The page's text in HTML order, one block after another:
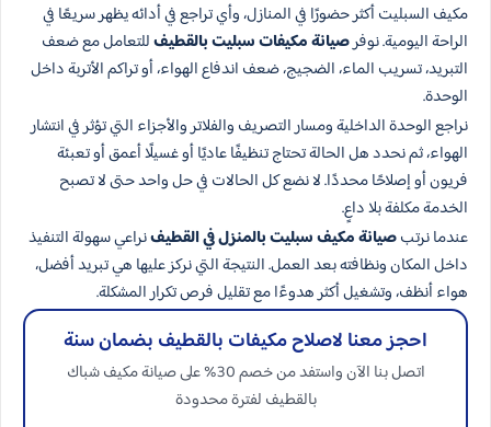
مكيف السبليت أكثر حضورًا في المنازل، وأي تراجع في أدائه يظهر سريعًا في
الراحة اليومية. نوفرصيانة مكيفات سبليت بالقطيفللتعامل مع ضعف
التبريد، تسريب الماء، الضجيج، ضعف اندفاع الهواء، أو تراكم الأتربة داخل
الوحدة.
نراجع الوحدة الداخلية ومسار التصريف والفلاتر والأجزاء التي تؤثر في انتشار
الهواء، ثم نحدد هل الحالة تحتاج تنظيفًا عاديًا أو غسيلًا أعمق أو تعبئة
فريون أو إصلاحًا محددًا. لا نضع كل الحالات في حل واحد حتى لا تصبح
الخدمة مكلفة بلا داعٍ.
عندما نرتبصيانة مكيف سبليت بالمنزل في القطيفنراعي سهولة التنفيذ
داخل المكان ونظافته بعد العمل. النتيجة التي نركز عليها هي تبريد أفضل،
هواء أنظف، وتشغيل أكثر هدوءًا مع تقليل فرص تكرار المشكلة.
احجز معنا لاصلاح مكيفات​ بالقطيف بضمان سنة
اتصل بنا الآن واستفد من خصم 30% على صيانة مكيف شباك
بالقطيف لفترة محدودة